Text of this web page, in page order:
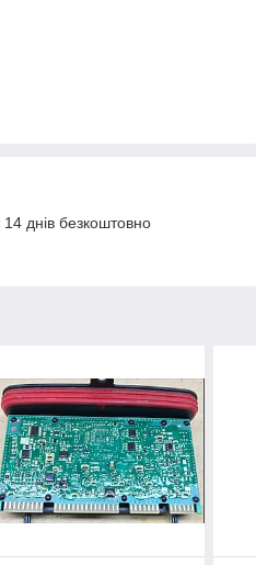
днів безкоштовно